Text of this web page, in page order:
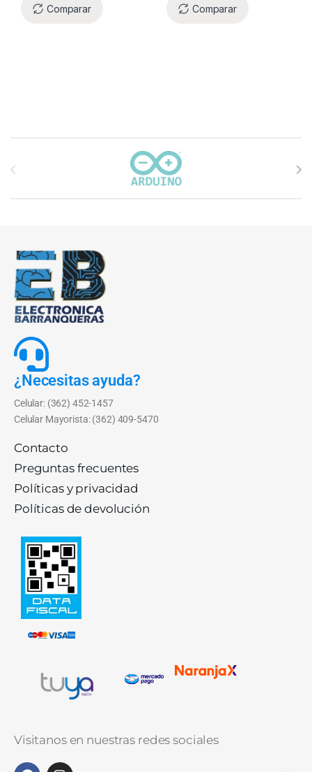
Comparar
Comparar
Carrusel de marcas
¿Necesitas ayuda?
Celular: (362) 452-1457
Celular Mayorista: (362) 409-5470
Contacto
Preguntas frecuentes
Políticas y privacidad
Políticas de devolución
Visitanos en nuestras redes sociales